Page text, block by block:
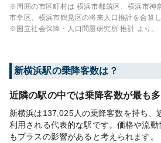
※周囲の市区町村は 横浜市都筑区、横浜市神
市幸区、横浜市鶴見区の将来人口推計を合算
※国立社会保障・人口問題研究所 推計 より。
新横浜駅の乗降客数は？
近隣の駅の中では乗降客数が最も
新横浜は137,025人の乗降客数を持ち、
利用される代表的な駅です。価格や流
もプラスの影響があると考えられます。